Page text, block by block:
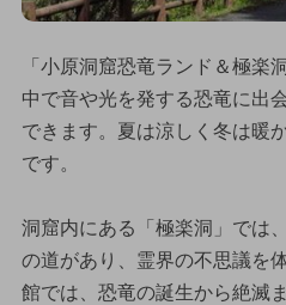
「小原洞窟恐竜ランド＆極楽
中で音や光を発する恐竜に出
できます。夏は涼しく冬は暖
です。
洞窟内にある「極楽洞」では
の道があり、霊界の不思議を
館では、恐竜の誕生から絶滅